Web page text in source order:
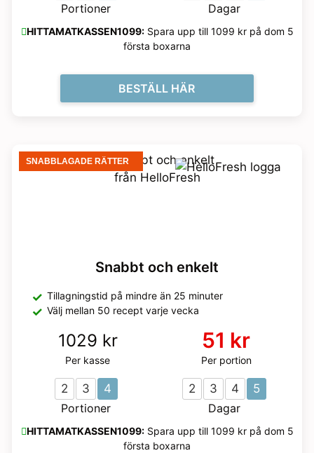
Portioner
Dagar
HITTAMATKASSEN1099:Spara upp till 1099 kr på dom 5
första boxarna
BESTÄLL HÄR
SNABBLAGADE RÄTTER
Snabbt och enkelt
Tillagningstid på mindre än 25 minuter
Välj mellan 50 recept varje vecka
1029 kr
Per kasse
51 kr
Per portion
2 3
4
Portioner
2 3 4
5
Dagar
HITTAMATKASSEN1099:Spara upp till 1099 kr på dom 5
första boxarna